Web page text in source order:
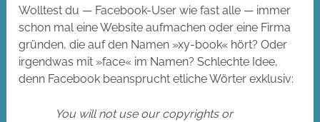
Wolltest du — Facebook-User wie fast alle — immer
schon mal eine Website aufmachen oder eine Firma
gründen, die auf den Namen »xy-book« hört? Oder
irgendwas mit »face« im Namen? Schlechte Idee,
denn Facebook beansprucht etliche Wörter exklusiv:
You will not use our copyrights or